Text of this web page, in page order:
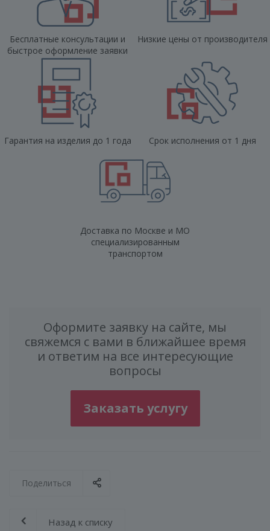
Бесплатные консультации и
быстрое оформление заявки
Низкие цены от производителя
Гарантия на изделия до 1 года Срок исполнения от 1 дня
Доставка по Москве и МО
специализированным
транспортом
Оформите заявку на сайте, мы
свяжемся с вами в ближайшее время
и ответим на все интересующие
вопросы
Заказать услугу
Поделиться
Назад к списку